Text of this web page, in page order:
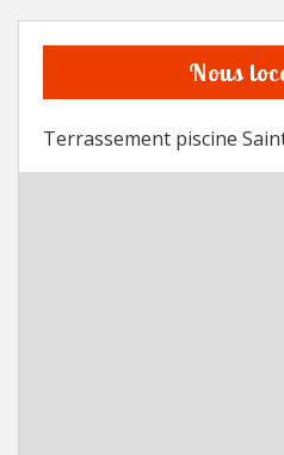
Nous
Terrassement piscine